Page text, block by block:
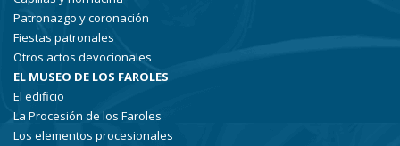
Patronazgo y coronación
Fiestas patronales
Otros actos devocionales
EL MUSEO DE LOS FAROLES
El edificio
La Procesión de los Faroles
Los elementos procesionales